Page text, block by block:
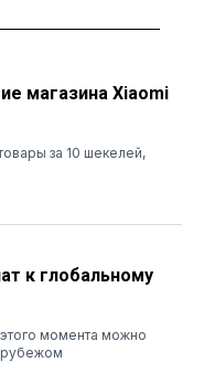
магазина Xiaomi
за 10 шекелей,
к глобальному
момента можно
рубежом